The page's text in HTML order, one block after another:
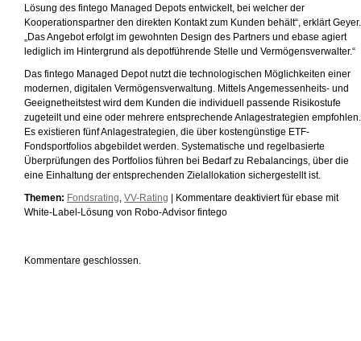
Lösung des fintego Managed Depots entwickelt, bei welcher der
Kooperationspartner den direkten Kontakt zum Kunden behält“, erklärt Geyer.
„Das Angebot erfolgt im gewohnten Design des Partners und ebase agiert
lediglich im Hintergrund als depotführende Stelle und Vermögensverwalter.“
Das fintego Managed Depot nutzt die technologischen Möglichkeiten einer
modernen, digitalen Vermögensverwaltung. Mittels Angemessenheits- und
Geeignetheitstest wird dem Kunden die individuell passende Risikostufe
zugeteilt und eine oder mehrere entsprechende Anlagestrategien empfohlen.
Es existieren fünf Anlagestrategien, die über kostengünstige ETF-
Fondsportfolios abgebildet werden. Systematische und regelbasierte
Überprüfungen des Portfolios führen bei Bedarf zu Rebalancings, über die
eine Einhaltung der entsprechenden Zielallokation sichergestellt ist.
Themen: Fondsrating VV-Rating Kommentare deaktiviertfür ebase mit
White-Label-Lösung von Robo-Advisor fintego
Kommentare geschlossen.